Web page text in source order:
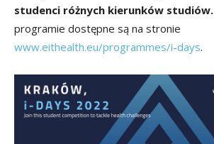
studenci różnych kierunków studiów.
programie dostępne są na stronie
www.eithealth.eu/programmes/i-days.